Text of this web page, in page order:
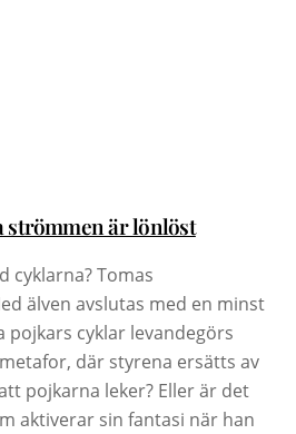
strömmen är lönlöst
cyklarna? Tomas
älven avslutas med en minst
pojkars cyklar levandegörs
där styrena ersätts av
pojkarna leker? Eller är det
aktiverar sin fantasi när han